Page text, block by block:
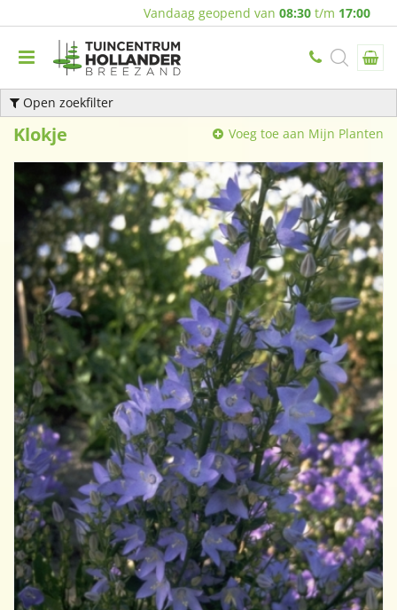
Vandaag geopend van 08:30 t/m 17:00
Open zoekfilter
Klokje Voeg toe aan Mijn Planten